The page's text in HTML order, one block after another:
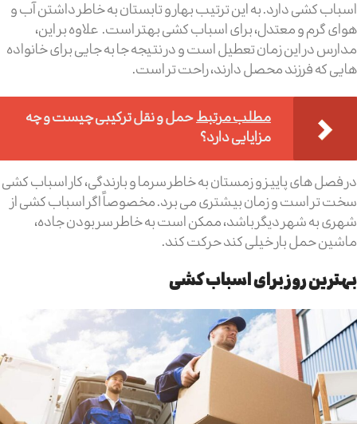
اسباب کشی دارد. به این ترتیب بهار و تابستان به خاطر داشتن آب و
هوای گرم و معتدل، برای اسباب کشی بهتر است. علاوه بر این،
مدارس در این زمان تعطیل است و در نتیجه جا به جایی برای خانواده
هایی که فرزند محصل دارند، راحت تر است.
مطلب مرتبطحمل و نقل ترکیبی چیست و چه
مزایایی دارد؟
در فصل های پاییز و زمستان به خاطر سرما و بارندگی، کار اسباب کشی
سخت تر است و زمان بیشتری می برد. مخصوصاً اگر اسباب کشی از
شهری به شهر دیگر باشد، ممکن است به خاطر سر بودن جاده،
ماشین حمل بار خیلی کند حرکت کند.
بهترین روز برای اسباب کشی